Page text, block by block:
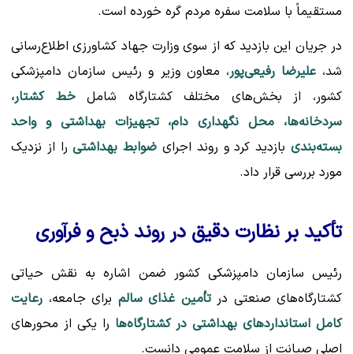
مستقیماً با سلامت سفره مردم گره خورده است.
در جریان این بازدید که از سوی وزارت جهاد کشاورزی اطلاع‌رسانی
شد،علیرضا رفیعی‌پور، معاون وزیر و رئیس سازمان دامپزشکی
کشور، از بخش‌های مختلف کشتارگاه شاملخط کشتار،
سردخانه‌ها، محل نگهداری دام، تجهیزات بهداشتی و واحد
بسته‌بندیبازدید کرد و روند اجرای ضوابط بهداشتیرا از نزدیک
مورد بررسی قرار داد.
تأکید بر نظارت دقیق در روند ذبح و فرآوری
رئیس سازمان دامپزشکی کشور ضمن اشاره به نقش حیاتی
کشتارگاه‌های صنعتی درتأمین غذای سالم برای جامعه، رعایت
کامل استانداردهای بهداشتی در کشتارگاه‌ها را یکی از محورهای
اصلی صیانت از سلامت عمومی دانست.